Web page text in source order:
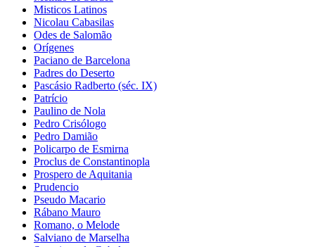
Misticos Latinos
Nicolau Cabasilas
Odes de Salomão
Orígenes
Paciano de Barcelona
Padres do Deserto
Pascásio Radberto (séc. IX)
Patrício
Paulino de Nola
Pedro Crisólogo
Pedro Damião
Policarpo de Esmirna
Proclus de Constantinopla
Prospero de Aquitania
Prudencio
Pseudo Macario
Rábano Mauro
Romano, o Melode
Salviano de Marselha